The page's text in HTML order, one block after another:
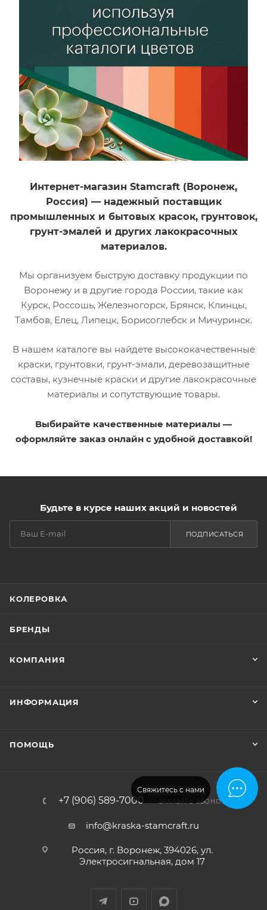
Свяжитесь с нами
Интернет-магазин Stamcraft (Воронеж,
Россия) — надежный поставщик
промышленных и бытовых красок, грунтовок,
грунт-эмалей и других лакокрасочных
материалов.
Мы организуем быструю доставку продукции по
Воронежу и в другие города России, такие как
Курск, Россошь, Железногорск, Брянск, Клинцы,
Тамбов, Елец, Липецк, Борисоглебск и Мичуринск.
В нашем каталоге вы найдете высококачественные
краски, грунтовки, грунт-эмали, деревозащитные
составы, кузнечные краски и другие лакокрасочные
материалы и сопутствующие товары.
Выбирайте качественные материалы —
оформляйте заказ онлайн с удобной доставкой!
Будьте в курсе наших акций и новостей
ПОДПИСАТЬСЯ
КОЛЕРОВКА
БРЕНДЫ
КОМПАНИЯ
ИНФОРМАЦИЯ
ПОМОЩЬ
+7 (906) 589-7000 ЗАКАЗАТЬ ЗВОНОК
info@kraska-stamcraft.ru
Россия, г. Воронеж, 394026, ул.
Электросигнальная, дом 17